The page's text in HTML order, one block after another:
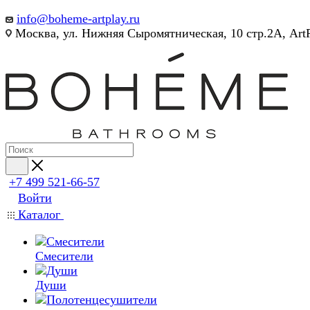
info@boheme-artplay.ru
Москва, ул. Нижняя Сыромятническая, 10 стр.2А,
+7 499 521-66-57
Войти
Каталог
Смесители
Души